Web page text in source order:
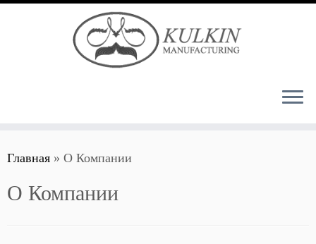
Главная » О Компании
О Компании